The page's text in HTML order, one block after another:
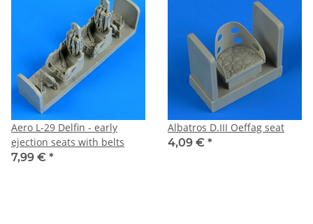
Aero L-29 Delfin - early
ejection seats with belts
7,99 € *
Albatros D.III Oeffag seat
4,09 € *